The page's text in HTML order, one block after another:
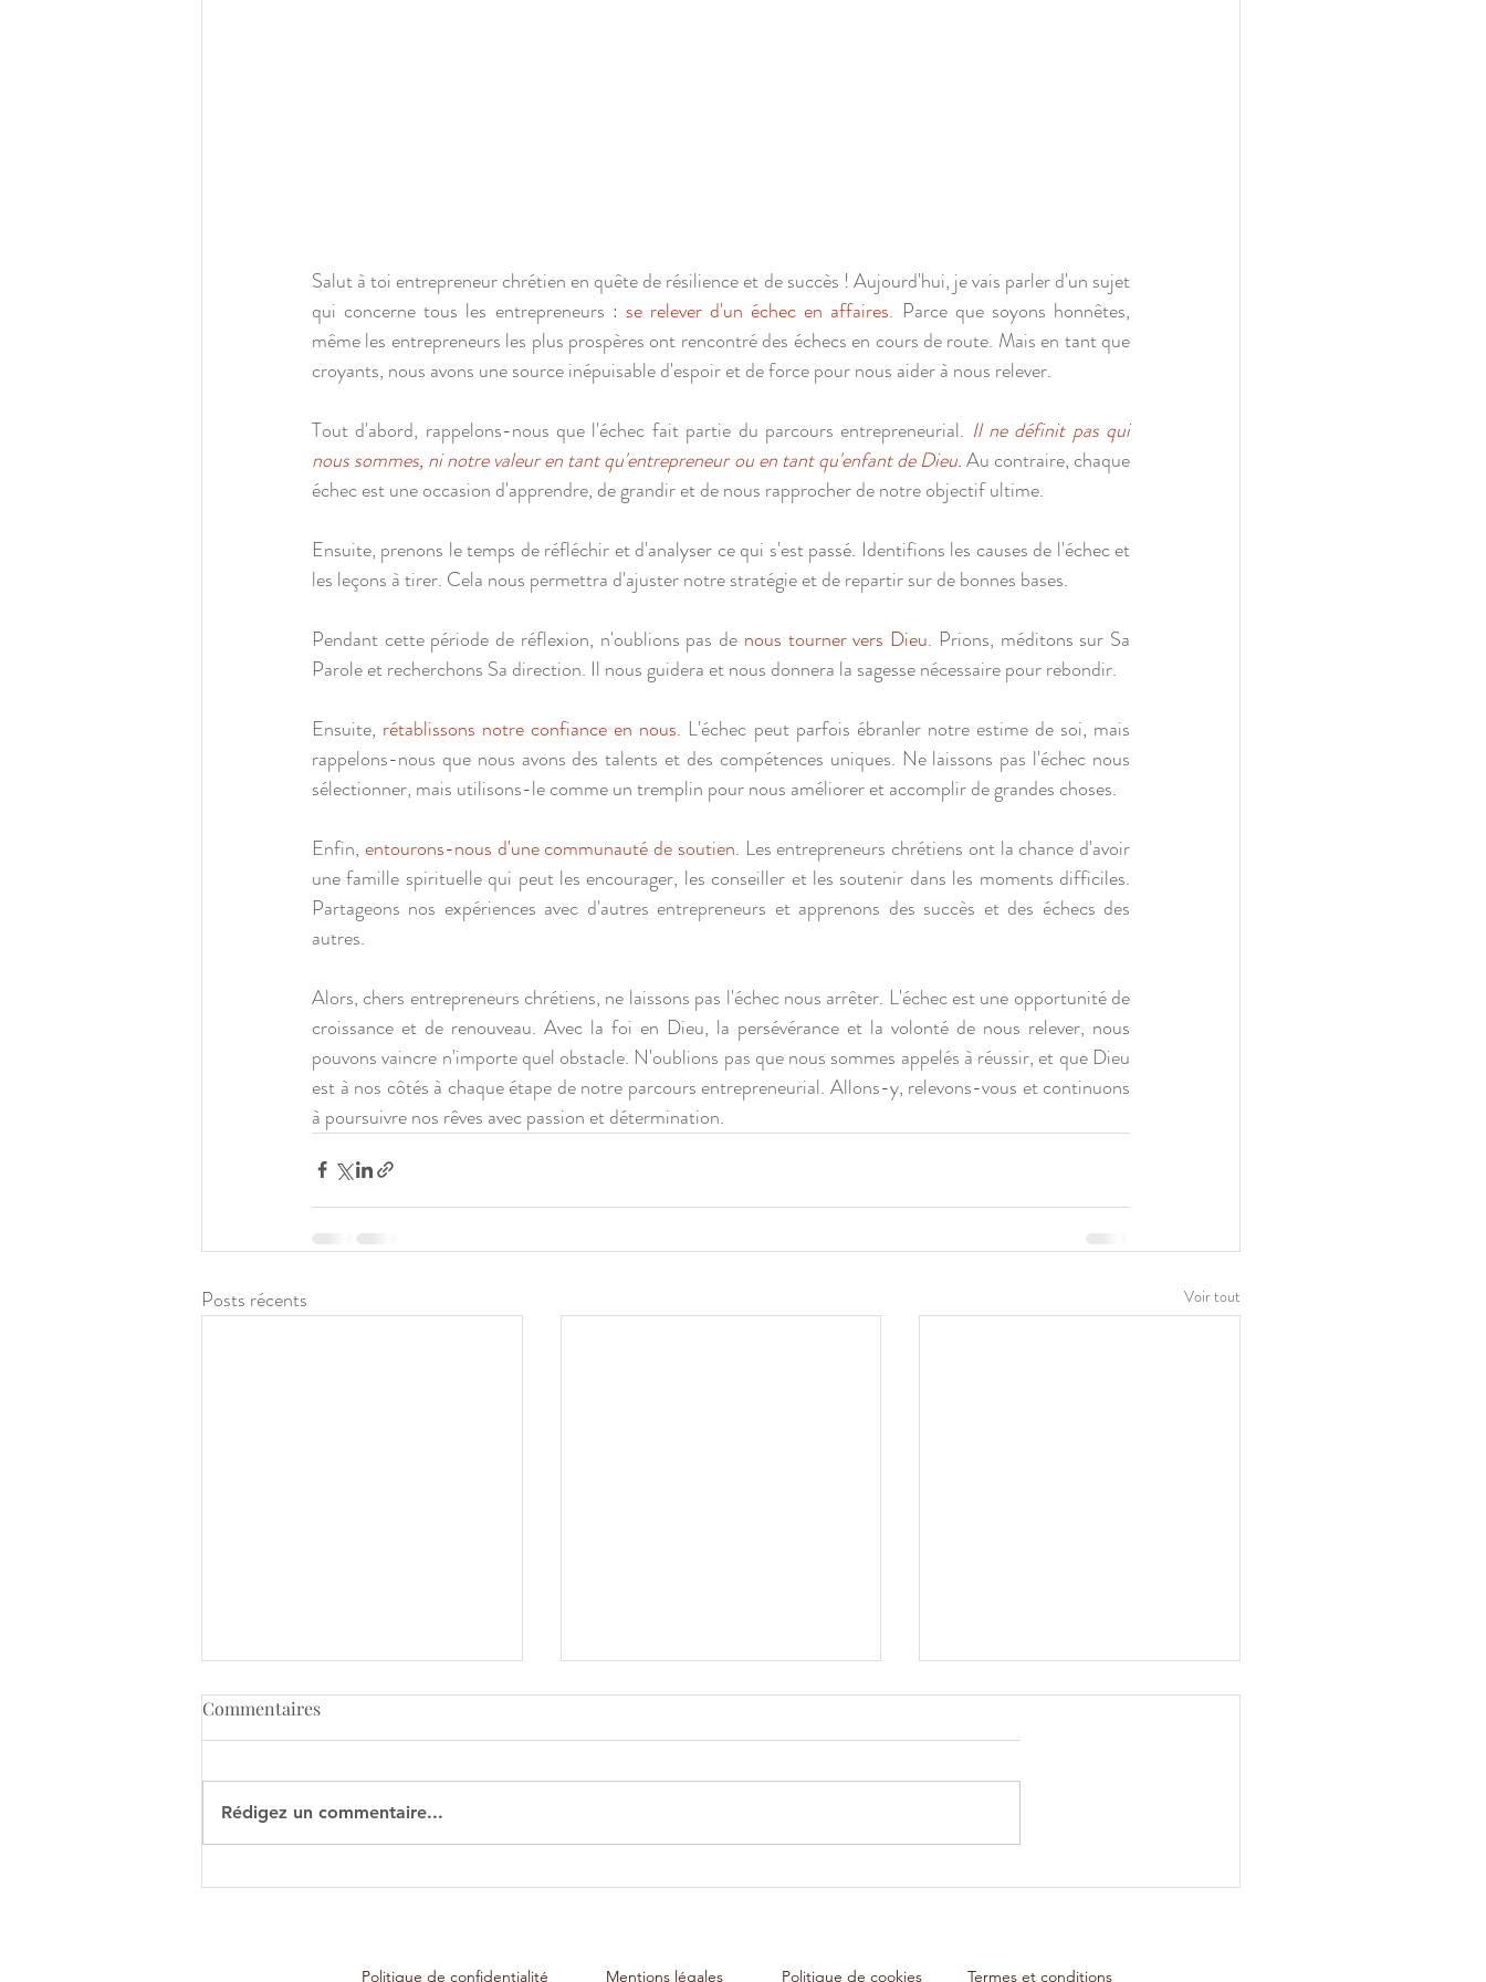
Salut à toi entrepreneur chrétien en quête de résilience et de succès ! Aujourd'hui, je vais parler d'un sujet
qui concerne tous les entrepreneurs : se relever d'un échec en affaires. Parce que soyons honnêtes,
même les entrepreneurs les plus prospères ont rencontré des échecs en cours de route. Mais en tant que
croyants, nous avons une source inépuisable d'espoir et de force pour nous aider à nous relever.
Tout d'abord, rappelons-nous que l'échec fait partie du parcours entrepreneurial. Il ne définit pas qui
nous sommes, ni notre valeur en tant qu'entrepreneur ou en tant qu'enfant de Dieu. Au contraire, chaque
échec est une occasion d'apprendre, de grandir et de nous rapprocher de notre objectif ultime.
Ensuite, prenons le temps de réfléchir et d'analyser ce qui s'est passé. Identifions les causes de l'échec et
les leçons à tirer. Cela nous permettra d'ajuster notre stratégie et de repartir sur de bonnes bases.
Pendant cette période de réflexion, n'oublions pas de nous tourner vers Dieu. Prions, méditons sur Sa
Parole et recherchons Sa direction. Il nous guidera et nous donnera la sagesse nécessaire pour rebondir.
Ensuite, rétablissons notre confiance en nous. L'échec peut parfois ébranler notre estime de soi, mais
rappelons-nous que nous avons des talents et des compétences uniques. Ne laissons pas l'échec nous
sélectionner, mais utilisons-le comme un tremplin pour nous améliorer et accomplir de grandes choses.
Enfin, entourons-nous d'une communauté de soutien. Les entrepreneurs chrétiens ont la chance d'avoir
une famille spirituelle qui peut les encourager, les conseiller et les soutenir dans les moments difficiles.
Partageons nos expériences avec d'autres entrepreneurs et apprenons des succès et des échecs des
autres.
Alors, chers entrepreneurs chrétiens, ne laissons pas l'échec nous arrêter. L'échec est une opportunité de
croissance et de renouveau. Avec la foi en Dieu, la persévérance et la volonté de nous relever, nous
pouvons vaincre n'importe quel obstacle. N'oublions pas que nous sommes appelés à réussir, et que Dieu
est à nos côtés à chaque étape de notre parcours entrepreneurial. Allons-y, relevons-vous et continuons
à poursuivre nos rêves avec passion et détermination.
Posts récents Voir tout
Commentaires
Rédigez un commentaire...
Politique de confidentialité Mentions légales Politique de cookies Termes et conditions